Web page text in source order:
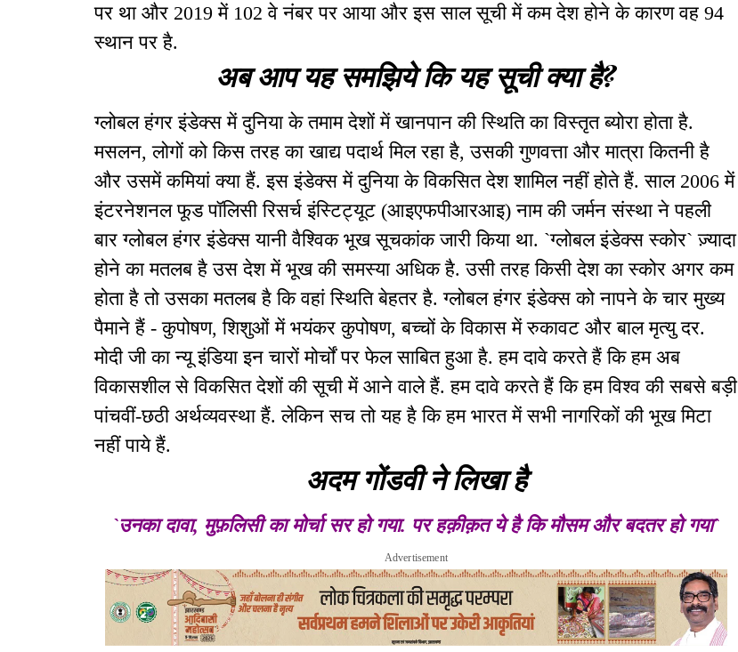
पर था और 2019 में 102 वे नंबर पर आया और इस साल सूची में कम देश होने के कारण वह 94
स्थान पर है.
अब आप यह समझिये कि यह सूची क्या है?
ग्लोबल हंगर इंडेक्स में दुनिया के तमाम देशों में खानपान की स्थिति का विस्तृत ब्योरा होता है.
मसलन, लोगों को किस तरह का खाद्य पदार्थ मिल रहा है, उसकी गुणवत्ता और मात्रा कितनी है
और उसमें कमियां क्या हैं. इस इंडेक्स में दुनिया के विकसित देश शामिल नहीं होते हैं. साल 2006 में
इंटरनेशनल फूड पॉलिसी रिसर्च इंस्टिट्यूट (आइएफपीआरआइ) नाम की जर्मन संस्था ने पहली
बार ग्लोबल हंगर इंडेक्स यानी वैश्विक भूख सूचकांक जारी किया था. `ग्लोबल इंडेक्स स्कोर` ज़्यादा
होने का मतलब है उस देश में भूख की समस्या अधिक है. उसी तरह किसी देश का स्कोर अगर कम
होता है तो उसका मतलब है कि वहां स्थिति बेहतर है. ग्लोबल हंगर इंडेक्स को नापने के चार मुख्य
पैमाने हैं - कुपोषण, शिशुओं में भयंकर कुपोषण, बच्चों के विकास में रुकावट और बाल मृत्यु दर.
मोदी जी का न्यू इंडिया इन चारों मोर्चों पर फेल साबित हुआ है. हम दावे करते हैं कि हम अब
विकासशील से विकसित देशों की सूची में आने वाले हैं. हम दावे करते हैं कि हम विश्व की सबसे बड़ी
पांचवीं-छठी अर्थव्यवस्था हैं. लेकिन सच तो यह है कि हम भारत में सभी नागरिकों की भूख मिटा
नहीं पाये हैं.
अदम गोंडवी ने लिखा है
`उनका दावा, मुफ़लिसी का मोर्चा सर हो गया. पर हक़ीक़त ये है कि मौसम और बदतर हो गया`
Advertisement